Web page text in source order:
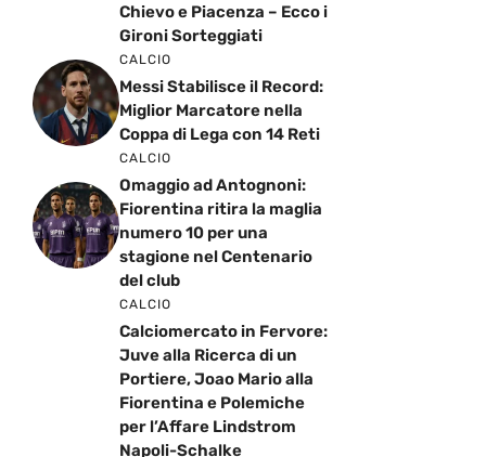
Chievo e Piacenza – Ecco i
Gironi Sorteggiati
CALCIO
Messi Stabilisce il Record:
Miglior Marcatore nella
Coppa di Lega con 14 Reti
CALCIO
Omaggio ad Antognoni:
Fiorentina ritira la maglia
numero 10 per una
stagione nel Centenario
del club
CALCIO
Calciomercato in Fervore:
Juve alla Ricerca di un
Portiere, Joao Mario alla
Fiorentina e Polemiche
per l’Affare Lindstrom
Napoli-Schalke